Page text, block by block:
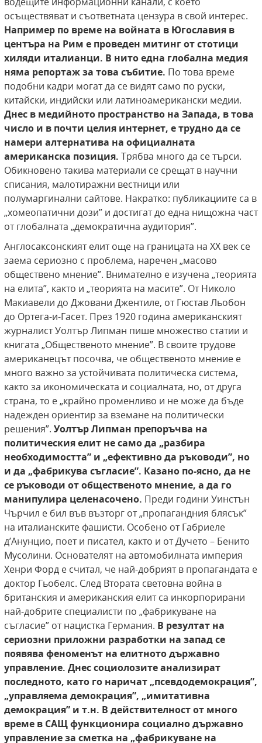
осъществяват и съответната цензура в свой интерес.
Например по време на войната в Югославия в
центъра на Рим е проведен митинг от стотици
хиляди италианци. В нито една глобална медия
няма репортаж за това събитие. По това време
подобни кадри могат да се видят само по руски,
китайски, индийски или латиноамерикански медии.
Днес в медийното пространство на Запада, в това
число и в почти целия интернет, е трудно да се
намери алтернатива на официалната
американска позиция. Трябва много да се търси.
Обикновено такива материали се срещат в научни
списания, малотиражни вестници или
полумаргинални сайтове. Накратко: публикациите са в
„хомеопатични дози” и достигат до една нищожна част
от глобалната „демократична аудитория”.
Англосаксонският елит още на границата на XX век се
заема сериозно с проблема, наречен „масово
обществено мнение”. Внимателно е изучена „теорията
на елита”, както и „теорията на масите”. От Николо
Макиавели до Джовани Джентиле, от Гюстав Льобон
до Ортега-и-Гасет. През 1920 година американският
журналист Уолтър Липман пише множество статии и
книгата „Общественото мнение”. В своите трудове
американецът посочва, че общественото мнение е
много важно за устойчивата политическа система,
както за икономическата и социалната, но, от друга
страна, то е „крайно променливо и не може да бъде
надежден ориентир за вземане на политически
решения”. УолтърЛипман препоръчва на
политическия елит не самода „разбира
необходимостта” и „ефективно да ръководи”, но
и да „фабрикува съгласие”. Казано по-ясно, да не
се ръководи от общественото мнение, а да го
манипулира целенасочено. Преди години Уинстън
Чърчил е бил във възторг от „пропагандния блясък”
на италианските фашисти. Особено от Габриеле
д’Анунцио, поет и писател, както и от Дучето – Бенито
Мусолини. Основателят на автомобилната империя
Хенри Форд е считал, че най-добрият в пропагандата е
доктор Гьобелс. След Втората световна война в
британския и американския елит са инкорпорирани
най-добрите специалисти по „фабрикуване на
съгласие” от нацистка Германия. В резултат на
сериозни приложни разработки на запад се
появява феноменът на елитното държавно
управление. Днессоциолозите анализират
последното, като го наричат „псевдодемокрация”,
„управляема демокрация”, „имитативна
демокрация” и т.н. В действителност от много
време в САЩ функционира социалнодържавно
управление за сметка на „фабрикуване на